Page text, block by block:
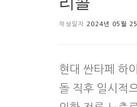
작성일자 2024년 05월 25
현대 싼타페 하
돌 직후 일시적